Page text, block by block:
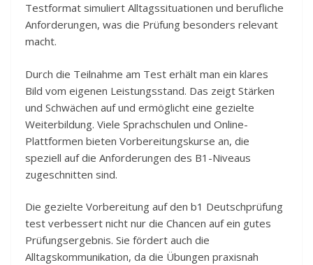
Testformat simuliert Alltagssituationen und berufliche
Anforderungen, was die Prüfung besonders relevant
macht.
Durch die Teilnahme am Test erhält man ein klares
Bild vom eigenen Leistungsstand. Das zeigt Stärken
und Schwächen auf und ermöglicht eine gezielte
Weiterbildung. Viele Sprachschulen und Online-
Plattformen bieten Vorbereitungskurse an, die
speziell auf die Anforderungen des B1-Niveaus
zugeschnitten sind.
Die gezielte Vorbereitung auf den b1 Deutschprüfung
test verbessert nicht nur die Chancen auf ein gutes
Prüfungsergebnis. Sie fördert auch die
Alltagskommunikation, da die Übungen praxisnah